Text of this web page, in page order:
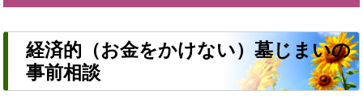
経済的（お金をかけない）墓じまいの
事前相談